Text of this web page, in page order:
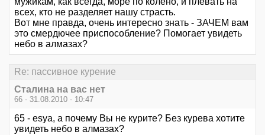
всех, кто не разделяет нашу страсть.
Вот мне правда, очень интересно знать - ЗАЧЕМ вам
это смердючее приспособление? Помогает увидеть
небо в алмазах?
Re: пассивное курение
Сталина на вас нет
66 - 31.08.2010 - 10:47
65 - esya, а почему Вы не курите? Без курева хотите
увидеть небо в алмазах?